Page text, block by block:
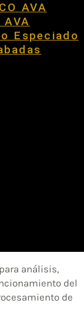
AVA
AVA
Especiado
análisis,
del
de